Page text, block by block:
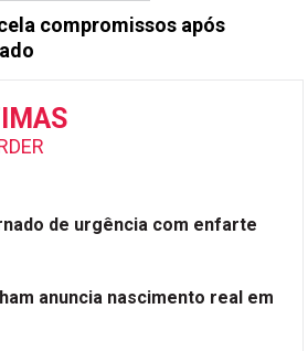
compromissos após
de urgência com enfarte
anuncia nascimento real em